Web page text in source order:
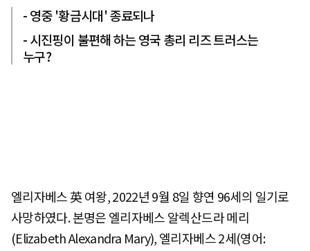
- 영중 '황금시대' 종료되나
- 시진핑이 불편해 하는 영국 총리 리즈 트러스는
누구?
엘리자베스 英 여왕, 2022년 9월 8일 향연 96세의 일기로
사망하였다. 본명은 엘리자베스 알렉산드라 메리
(Elizabeth Alexandra Mary), 엘리자베스 2세(영어: